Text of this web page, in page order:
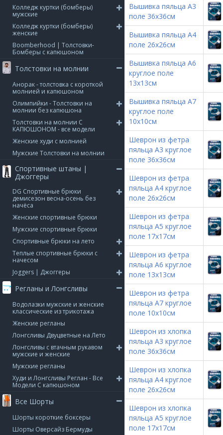
Колледж куртки (бомберы)
мужские
Колледж куртки (бомберы)
женские
Boomberhood | Толстовки-
Бомберы с капюшоном
Толстовки на молнии
Анорак - толстовка с короткой
молнией и капюшоном
Олимпийки - Толстовки на
молнии без капюшона
Толстовки на молнии С
КАПЮШОНОМ - все модели
Женские худи с молнией
Мужские Толстовки на молнии
Спортивные штаны |
Джоггеры
DG Спортивные брюки
демисезон весна-осень без
начёса
Женские спортивные брюки
Мужские спортивные брюки
Спортивные брюки на лето
Теплые спортивные брюки с
начесом
Joggers | Джоггеры
Регланы и Лонгсливы
Водолазки мужские и женские
классические из трикотажа
Женские регланы
Лонгсливы Двуцветные на Лето
Лонгсливы с втачным рукавом
мужские и женские
Мужские регланы
Худи и Лонгсливы Реглан - Все
Модели С капюшоном
Все Шорты
Шорты короткие боксеры
Шорты Оверсайз Бермуды
Вышивка пяльца А3
поле 36х36см
Вышивка пяльца А4
поле 26х26см
Вышивка пяльца А6
круглое поле
13х13см
Вышивка пяльца А7
круглое поле
10х10см
Шеврон из фетра
пяльца А3 круглое
поле 36x36см
Шеврон из фетра
пяльца А4 круглое
поле 26х26см
Шеврон из фетра
пяльца А5 круглое
поле 17х17см
Шеврон из фетра
пяльца А6 круглое
поле 13х13см
Шеврон из фетра
пяльца А7 круглое
поле 10х10см
Шеврон из хлопка
пяльца А3 круглое
поле 36x36см
Шеврон из хлопка
пяльца А4 круглое
поле 26х26см
Шеврон из хлопка
пяльца А5 круглое
поле 17х17см